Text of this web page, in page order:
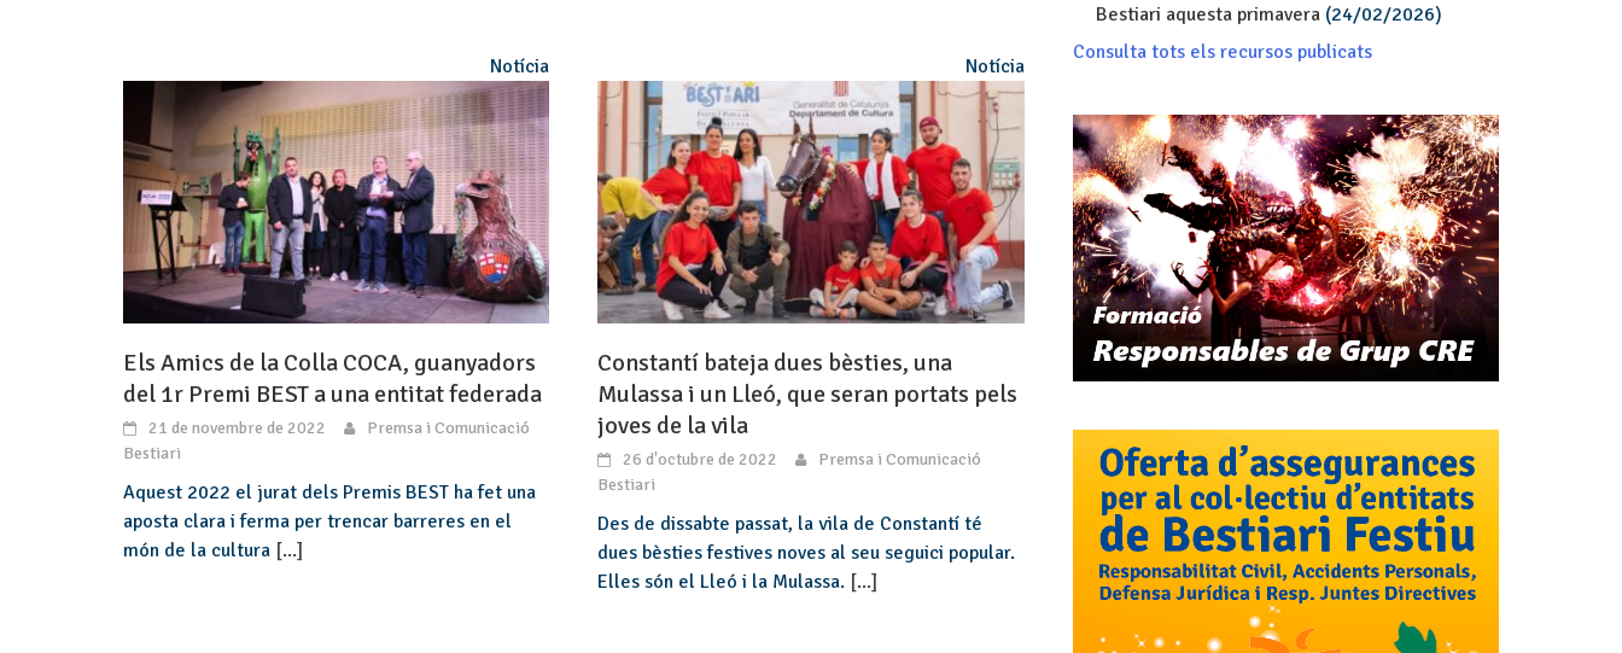
Notícia
Els Amics de la Colla COCA, guanyadors
del 1r Premi BEST a una entitat federada
21 de novembre de 2022
Premsa i Comunicació
Bestiari
Aquest 2022 el jurat dels Premis BEST ha fet una
aposta clara i ferma per trencar barreres en el
món de la cultura [...]
Notícia
Constantí bateja dues bèsties, una
Mulassa i un Lleó, que seran portats pels
joves de la vila
26 d'octubre de 2022
Premsa i Comunicació
Bestiari
Des de dissabte passat, la vila de Constantí té
dues bèsties festives noves al seu seguici popular.
Elles són el Lleó i la Mulassa. [...]
Bestiari aquesta primavera(24/02/2026)
Consulta tots els recursos publicats